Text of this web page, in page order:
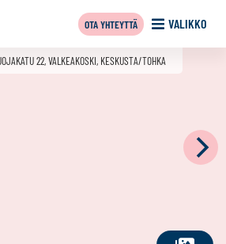
VALIKKO
OTA YHTEYTTÄ
22, VALKEAKOSKI, KESKUSTA/TOHKA